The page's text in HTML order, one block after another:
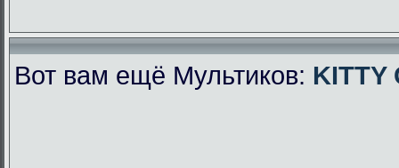
Вот вам ещё Мультиков: KITTY